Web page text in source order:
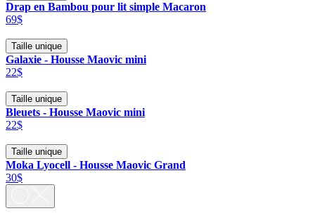
Drap en Bambou pour lit simple Macaron
69$
Taille unique
Galaxie - Housse Maovic mini
22$
Taille unique
Bleuets - Housse Maovic mini
22$
Taille unique
Moka Lyocell - Housse Maovic Grand
30$